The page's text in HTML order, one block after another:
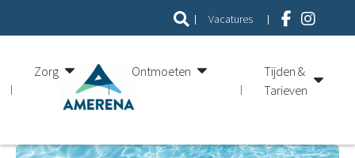
Vacatures
Zorg Ontmoeten
Tijden &
Tarieven